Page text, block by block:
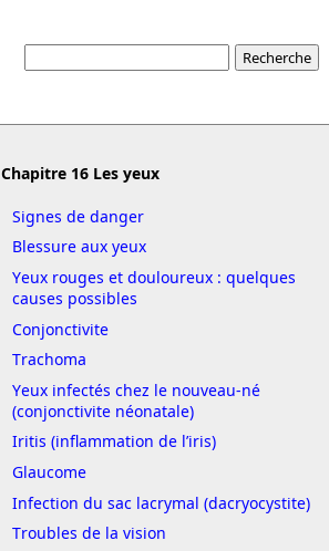
Chapitre 16 Les yeux
Signes de danger
Blessure aux yeux
Yeux rouges et douloureux : quelques
causes possibles
Conjonctivite
Trachoma
Yeux infectés chez le nouveau-né
(conjonctivite néonatale)
Iritis (inflammation de l’iris)
Glaucome
Infection du sac lacrymal (dacryo­­cystite)
Troubles de la vision